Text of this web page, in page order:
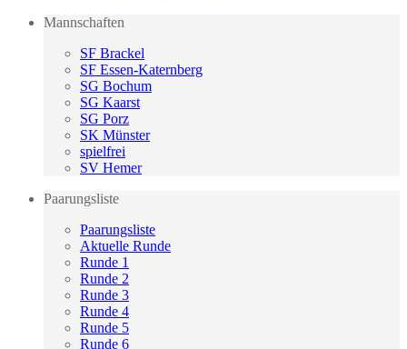
Mannschaften
SF Brackel
SF Essen-Katernberg
SG Bochum
SG Kaarst
SG Porz
SK Münster
spielfrei
SV Hemer
Paarungsliste
Paarungsliste
Aktuelle Runde
Runde 1
Runde 2
Runde 3
Runde 4
Runde 5
Runde 6